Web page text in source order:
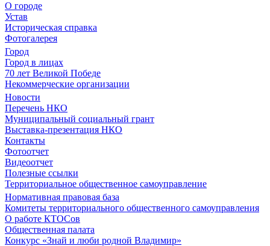
О городе
Устав
Историческая справка
Фотогалерея
Город
Город в лицах
70 лет Великой Победе
Некоммерческие организации
Новости
Перечень НКО
Муниципальный социальный грант
Выставка-презентация НКО
Контакты
Фотоотчет
Видеоотчет
Полезные ссылки
Территориальное общественное самоуправление
Нормативная правовая база
Комитеты территориального общественного самоуправления
О работе КТОСов
Общественная палата
Конкурс «Знай и люби родной Владимир»